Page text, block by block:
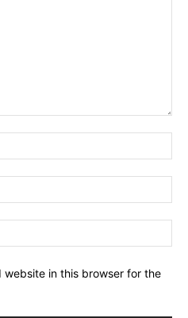
website in this browser for the